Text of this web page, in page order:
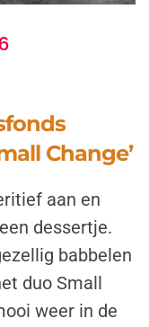
Change’
aan en
dessertje.
babbelen
duo Small
weer in de